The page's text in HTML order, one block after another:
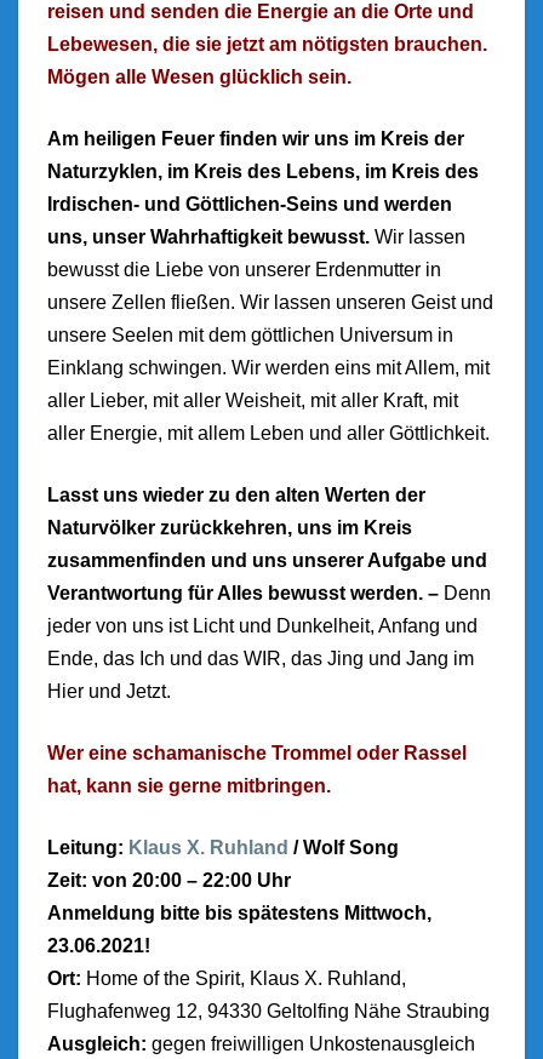
reisen und senden die Energie an die Orte und
Lebewesen, die sie jetzt am nötigsten brauchen.
Mögen alle Wesen glücklich sein.
Am heiligen Feuer finden wir uns im Kreis der
Naturzyklen, im Kreis des Lebens, im Kreis des
Irdischen- und Göttlichen-Seins und werden
uns, unser Wahrhaftigkeit bewusst. Wir lassen
bewusst die Liebe von unserer Erdenmutter in
unsere Zellen fließen. Wir lassen unseren Geist und
unsere Seelen mit dem göttlichen Universum in
Einklang schwingen. Wir werden eins mit Allem, mit
aller Lieber, mit aller Weisheit, mit aller Kraft, mit
aller Energie, mit allem Leben und aller Göttlichkeit.
Lasst uns wieder zu den alten Werten der
Naturvölker zurückkehren, uns im Kreis
zusammenfinden und uns unserer Aufgabe und
Verantwortung für Alles bewusst werden. – Denn
jeder von uns ist Licht und Dunkelheit, Anfang und
Ende, das Ich und das WIR, das Jing und Jang im
Hier und Jetzt.
Wer eine schamanische Trommel oder Rassel
hat, kann sie gerne mitbringen.
Leitung: Klaus X. Ruhland / Wolf Song
Zeit: von 20:00 – 22:00 Uhr
Anmeldung bitte bis spätestens Mittwoch,
23.06.2021!
Ort: Home of the Spirit, Klaus X. Ruhland,
Flughafenweg 12, 94330 Geltolfing Nähe Straubing
Ausgleich: gegen freiwilligen Unkostenausgleich